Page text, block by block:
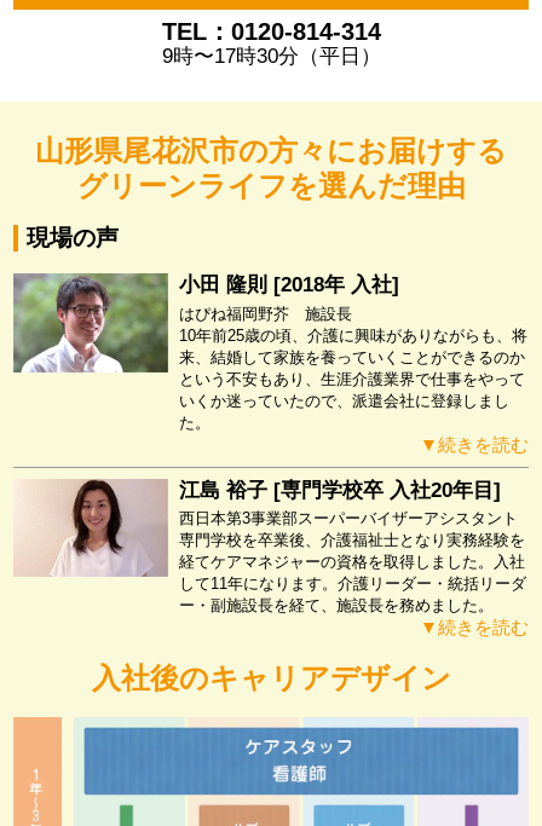
TEL：0120-814-314
9時〜17時30分（平日）
山形県尾花沢市の方々にお届けする
グリーンライフを選んだ理由
現場の声
小田 隆則 [2018年 入社]
はぴね福岡野芥 施設長
10年前25歳の頃、介護に興味がありながらも、将
来、結婚して家族を養っていくことができるのか
という不安もあり、生涯介護業界で仕事をやって
いくか迷っていたので、派遣会社に登録しまし
た。
▼続きを読む
江島 裕子 [専門学校卒 入社20年目]
西日本第3事業部スーパーバイザーアシスタント
専門学校を卒業後、介護福祉士となり実務経験を
経てケアマネジャーの資格を取得しました。入社
して11年になります。介護リーダー・統括リーダ
ー・副施設長を経て、施設長を務めました。
▼続きを読む
入社後のキャリアデザイン